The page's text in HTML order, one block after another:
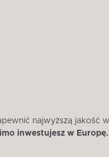
najwyższą jakość
inwestujesz w Europę.